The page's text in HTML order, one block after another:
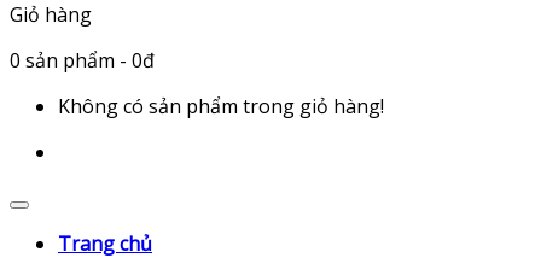
Giỏ hàng
0 sản phẩm - 0đ
Không có sản phẩm trong giỏ hàng!
Trang chủ